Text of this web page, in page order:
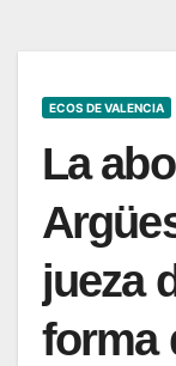
ECOS DE VALENCIA
La
jueza
forma